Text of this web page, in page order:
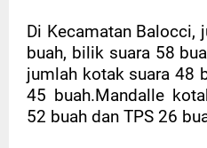
Di Kecamatan Balocci,
buah, bilik suara 58
jumlah kotak suara 48
45 buah.Mandalle
52 buah dan TPS 26